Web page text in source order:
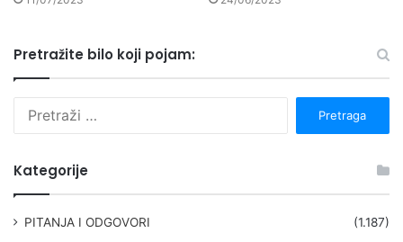
Pretražite bilo koji pojam:
Kategorije
PITANJA I ODGOVORI (1.187)